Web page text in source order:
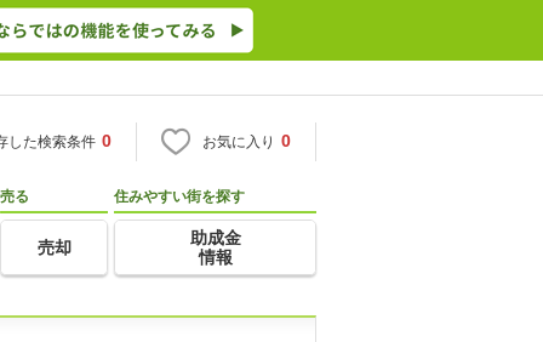
した検索条件 0 お気に入り 0
売る
売却
住みやすい街を探す
助成金
情報